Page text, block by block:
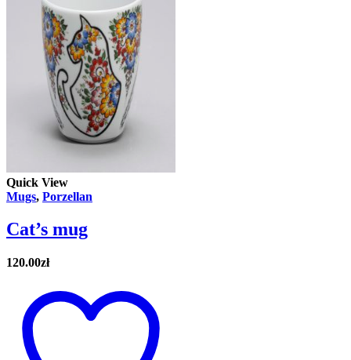
Quick View
Mugs, Porzellan
Cat’s mug
120.00zł